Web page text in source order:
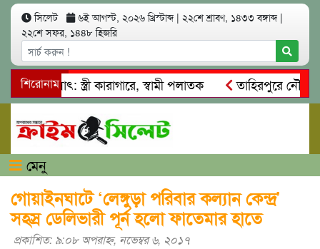
সিলেট ৬ই আগস্ট, ২০২৬ খ্রিস্টাব্দ | ২২শে শ্রাবণ, ১৪৩৩ বঙ্গাব্দ |
২২শে সফর, ১৪৪৮ হিজরি
শিরোনাম
আত্মসাৎ: স্ত্রী কারাগারে, স্বামী পলাতক
তাহিরপুরে নৌ-
মারধর
নগরীতে কোটি টাকার সম্পত্তি দখলের চেষ্টা:
মেনু
গোয়াইনঘাটে ‘লেঙ্গুড়া পরিবার কল্যান কেন্দ্র’
সহস্র ডেলিভারী পূর্ন হলো ফাতেমার হাতে
প্রকাশিত: ৯:০৮ অপরাহ্ণ, নভেম্বর ৬, ২০১৭